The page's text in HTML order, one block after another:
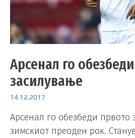
Арсенал го
засилување
14.12.2017
Арсенал го обезбеди првото
зимскиот преоден рок.